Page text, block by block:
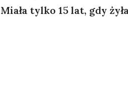
Miała tylko 15 lat, gdy